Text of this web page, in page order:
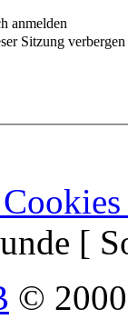
anmelden
Sitzung verbergen
[
©